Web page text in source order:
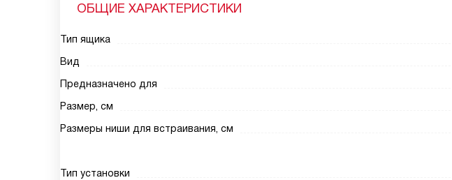
ОБЩИЕ ХАРАКТЕРИСТИКИ
Тип ящика
Вид
Предназначено для
Размер, см
Размеры ниши для встраивания, см
Тип установки